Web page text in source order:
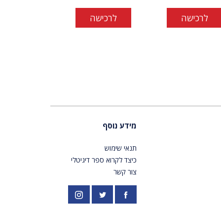
לרכישה לרכישה
מידע נוסף
תנאי שימוש
כיצד לקרוא ספר דיגיטלי
צור קשר
פייסבוק PardesPublish
אינסטגרם